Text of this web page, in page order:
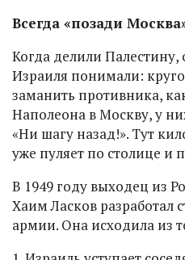
Всегда «позади
Когда делили
Израиля понимали:
заманить противника,
Наполеона в Москву, у
«Ни шагу назад!». Тут
уже пуляет по столице и
В 1949 году выходец из
Хаим Ласков разработал
армии. Она исходила из